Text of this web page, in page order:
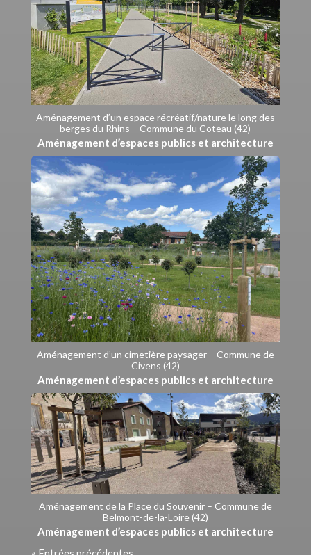
Aménagement d’un espace récréatif/nature le long des
berges du Rhins – Commune du Coteau (42)
Aménagement d’espaces publics et architecture
Aménagement d’un cimetière paysager – Commune de
Civens (42)
Aménagement d’espaces publics et architecture
Aménagement de la Place du Souvenir – Commune de
Belmont-de-la-Loire (42)
Aménagement d’espaces publics et architecture